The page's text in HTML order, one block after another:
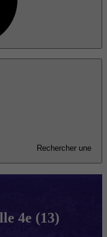
Rechercher une
4e (13)